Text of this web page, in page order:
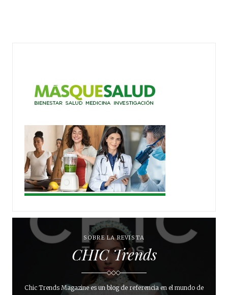
SOBRE LA REVISTA
CHIC Trends
Chic Trends Magazine es un blog de referencia en el mundo de